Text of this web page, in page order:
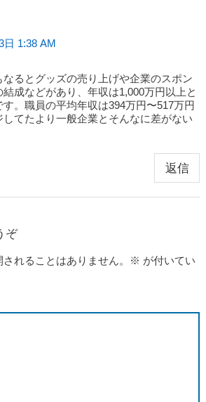
日 1:38 AM
るとグッズの売り上げや企業のスポン
成などがあり、年収は1,000万円以上と
。職員の平均年収は394万円〜517万円
てたより一般企業とそんなに差がない
返信
ぞ
れることはありません。 ※ が付いてい